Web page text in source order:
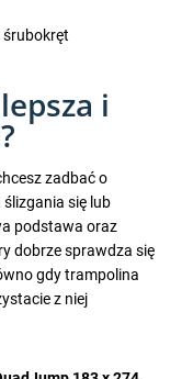
śrubokręt
i
zadbać o
się lub
podstawa oraz
dobrze sprawdza się
gdy trampolina
z niej